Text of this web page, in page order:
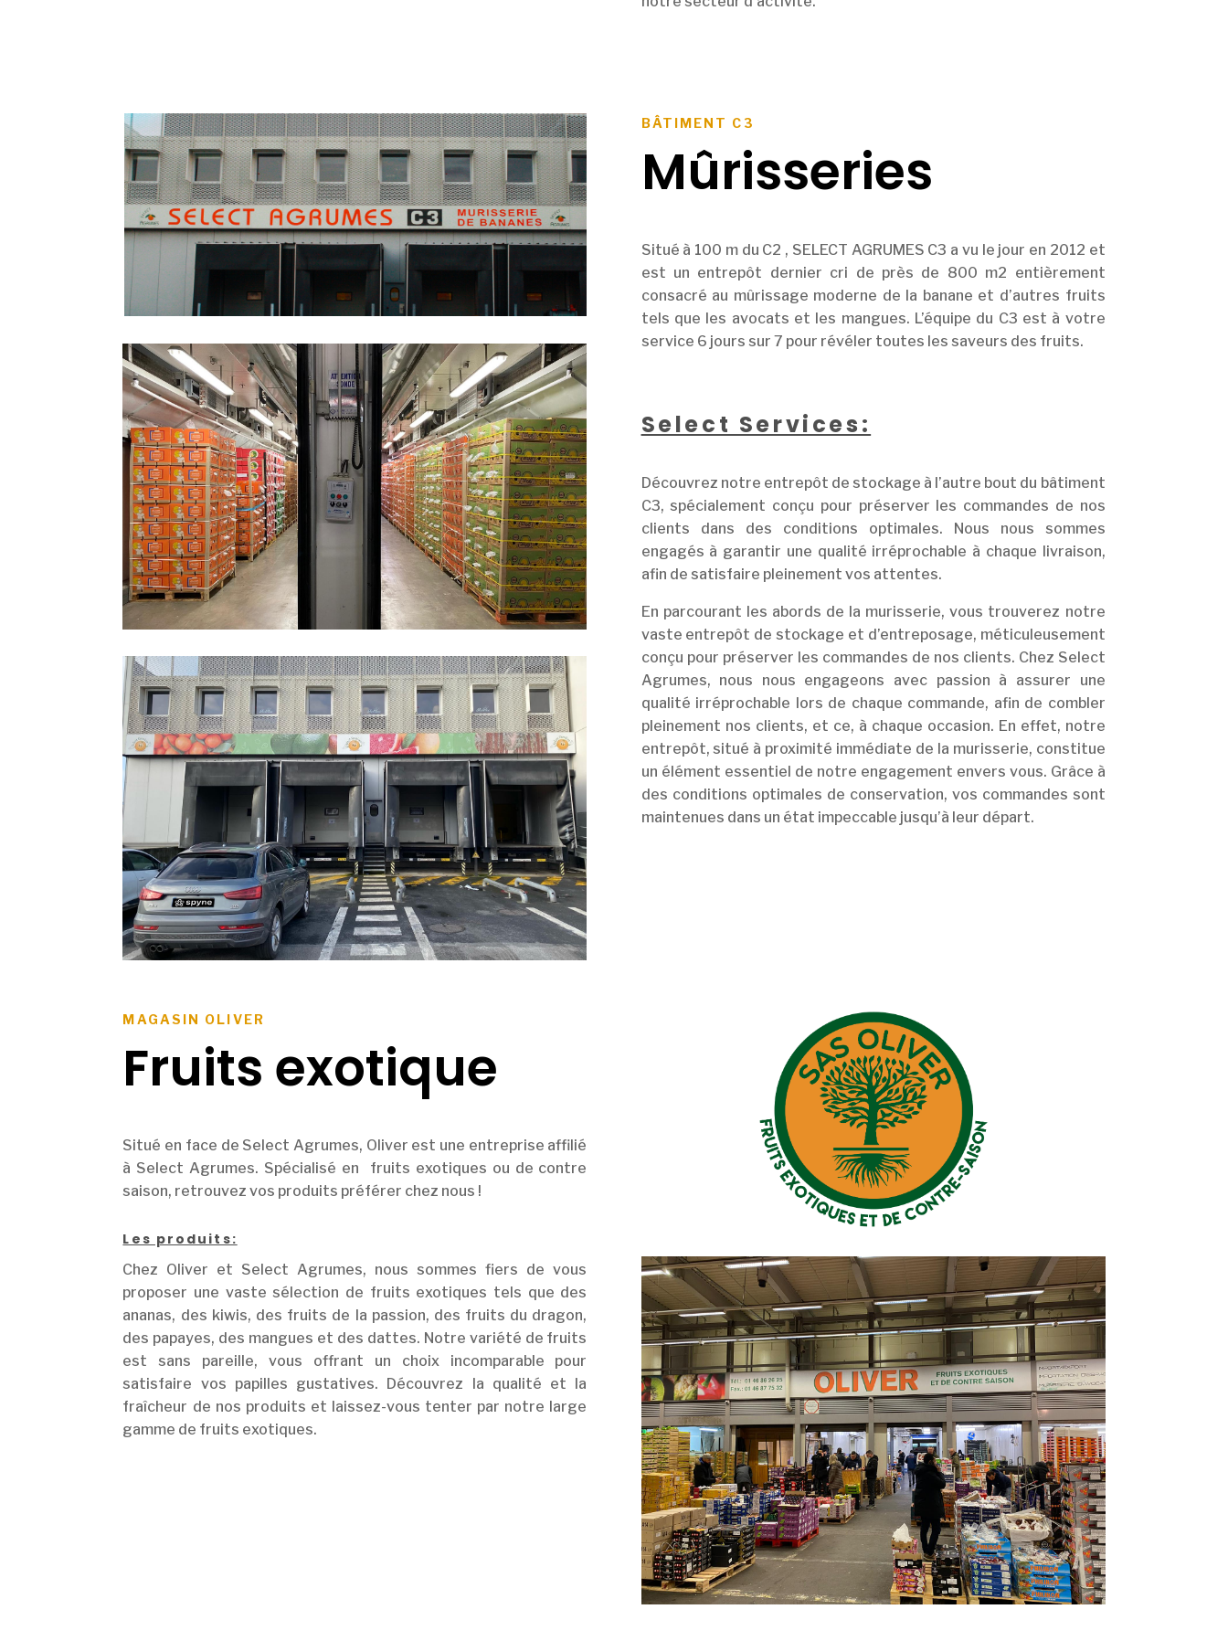
BÂTIMENT C3
Mûrisseries
Situé à 100 m du C2 , SELECT AGRUMES C3 a vu le jour en 2012 et
est un entrepôt dernier cri de près de 800 m2 entièrement
consacré au mûrissage moderne de la banane et d’autres fruits
tels que les avocats et les mangues. L’équipe du C3 est à votre
service 6 jours sur 7 pour révéler toutes les saveurs des fruits.
Select Services:
Découvrez notre entrepôt de stockage à l’autre bout du bâtiment
C3, spécialement conçu pour préserver les commandes de nos
clients dans des conditions optimales. Nous nous sommes
engagés à garantir une qualité irréprochable à chaque livraison,
afin de satisfaire pleinement vos attentes.
En parcourant les abords de la murisserie, vous trouverez notre
vaste entrepôt de stockage et d’entreposage, méticuleusement
conçu pour préserver les commandes de nos clients. Chez Select
Agrumes, nous nous engageons avec passion à assurer une
qualité irréprochable lors de chaque commande, afin de combler
pleinement nos clients, et ce, à chaque occasion. En effet, notre
entrepôt, situé à proximité immédiate de la murisserie, constitue
un élément essentiel de notre engagement envers vous. Grâce à
des conditions optimales de conservation, vos commandes sont
maintenues dans un état impeccable jusqu’à leur départ.
MAGASIN OLIVER
Fruits exotique
Situé en face de Select Agrumes, Oliver est une entreprise affilié
à Select Agrumes. Spécialisé en fruits exotiques ou de contre
saison, retrouvez vos produits préférer chez nous !
Les produits:
Chez Oliver et Select Agrumes, nous sommes fiers de vous
proposer une vaste sélection de fruits exotiques tels que des
ananas, des kiwis, des fruits de la passion, des fruits du dragon,
des papayes, des mangues et des dattes. Notre variété de fruits
est sans pareille, vous offrant un choix incomparable pour
satisfaire vos papilles gustatives. Découvrez la qualité et la
fraîcheur de nos produits et laissez-vous tenter par notre large
gamme de fruits exotiques.